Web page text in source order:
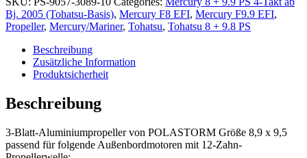
x
9,5
für
Tohatsu
8/9.8
Mercury
8/9.9
quantity
Bj. 2005 (Tohatsu-Basis), Mercury F8 EFI, Mercury F9.9 EFI,
Propeller, Mercury/Mariner, Tohatsu, Tohatsu 8 + 9.8 PS
Beschreibung
Zusätzliche Information
Produktsicherheit
Beschreibung
3-Blatt-Aluminiumpropeller von POLASTORM Größe 8,9 x 9,5
passend für folgende Außenbordmotoren mit 12-Zahn-